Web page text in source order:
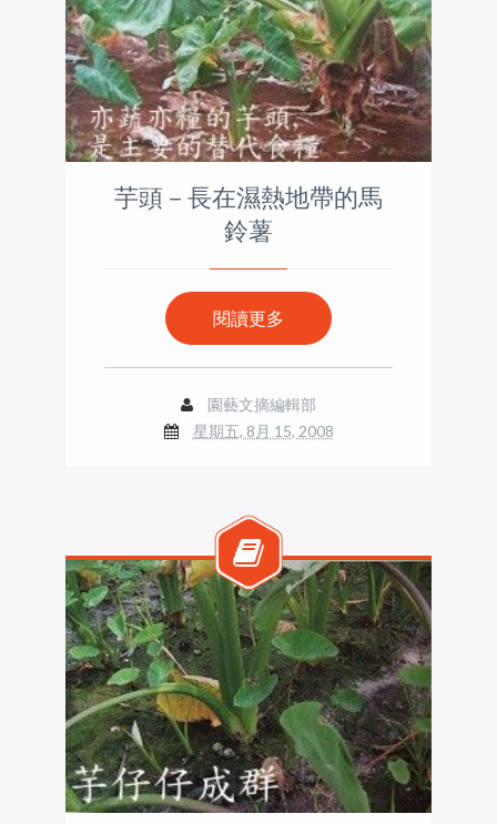
芋頭－長在濕熱地帶的馬
鈴薯
閱讀更多
園藝文摘編輯部
星期五, 8月 15, 2008